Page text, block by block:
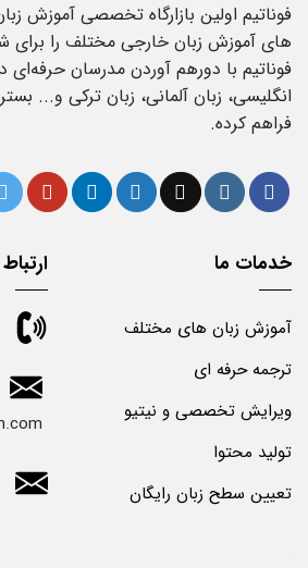
فوناتیم اولین بازارگاه تخصصی آموزش
های آموزش زبان خارجی مختلف را برای
فوناتیم با دورهم آوردن مدرسان حرفه‌ای
انگلیسی، زبان آلمانی، زبان ترکی و...
فراهم کرده.
خدمات ما
آموزش زبان های مختلف
ترجمه حرفه ای
ویرایش تخصصی و نیتیو
تولید محتوا
تعیین سطح زبان رایگان